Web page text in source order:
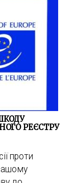
РЕЄСТРУ
проти